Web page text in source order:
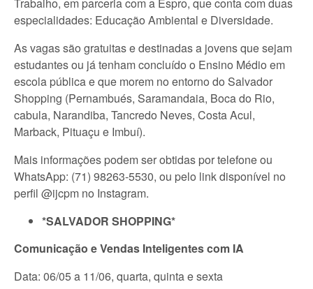
especialidades: Educação Ambiental e Diversidade.
As vagas são gratuitas e destinadas a jovens que sejam
estudantes ou já tenham concluído o Ensino Médio em
escola pública e que morem no entorno do Salvador
Shopping (Pernambués, Saramandaia, Boca do Rio,
cabula, Narandiba, Tancredo Neves, Costa Acul,
Marback, Pituaçu e Imbuí).
Mais informações podem ser obtidas por telefone ou
WhatsApp: (71) 98263-5530, ou pelo link disponível no
perfil @ijcpm no Instagram.
*SALVADOR SHOPPING*
Comunicação e Vendas Inteligentes com IA
Data: 06/05 a 11/06, quarta, quinta e sexta